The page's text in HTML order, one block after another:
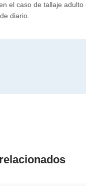
el caso de tallaje adulto
diario.